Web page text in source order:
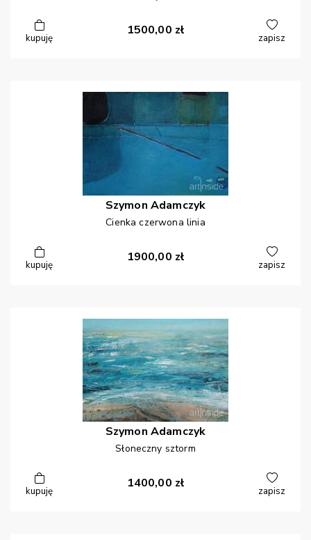
kupuję
1500,00 zł
zapisz
Szymon Adamczyk
Cienka czerwona linia
kupuję
1900,00 zł
zapisz
Szymon Adamczyk
Słoneczny sztorm
kupuję
1400,00 zł
zapisz